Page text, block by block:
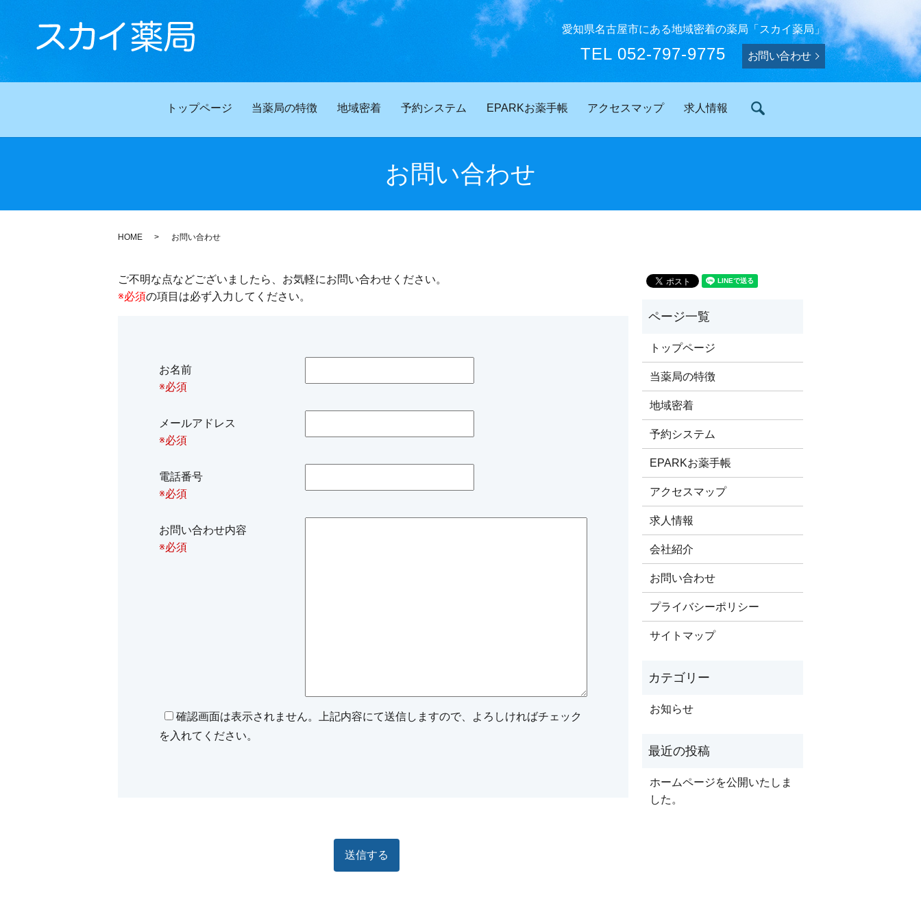
愛知県名古屋市にある地域密着の薬局「スカイ薬局」
TEL 052-797-9775 お問い合わせ
トップページ 当薬局の特徴 地域密着 予約システム EPARKお薬手帳 アクセスマップ 求人情報
お問い合わせ
HOME お問い合わせ
ご不明な点などございましたら、お気軽にお問い合わせください。
※必須の項目は必ず入力してください。
お名前
※必須
メールアドレス
※必須
電話番号
※必須
お問い合わせ内容
※必須
確認画面は表示されません。上記内容にて送信しますので、よろしければチェック
を入れてください。
トップページ
当薬局の特徴
地域密着
予約システム
EPARKお薬手帳
アクセスマップ
求人情報
会社紹介
お問い合わせ
プライバシーポリシー
サイトマップ
お知らせ
ホームページを公開いたしま
した。